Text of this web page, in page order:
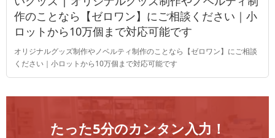
作のことなら【ゼロワン】にご相談ください｜小
ロットから10万個まで対応可能です
オリジナルグッズ制作やノベルティ制作のことなら【ゼロワン】にご相談
ください｜小ロットから10万個まで対応可能です
たった5分のカンタン入力！